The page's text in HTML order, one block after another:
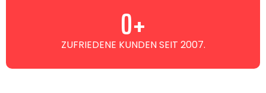
ZUFRIEDENE KUNDEN SEIT 2007.
0+